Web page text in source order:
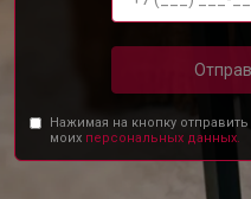
Нажимая на кнопку
моих персональных данных.